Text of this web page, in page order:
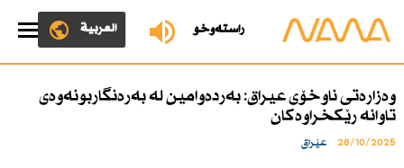
ڕاستەوخۆ العربية
وەزارەتی ناوخۆی عیراق: بەردەوامین لە بەرەنگاربونەوەی
تاوانە رێكخراوەكان
28/10/2025 عێراق